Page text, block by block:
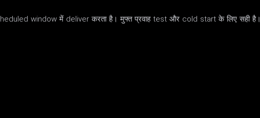
window में deliver करता है। मुफ्त प्रवाह test और cold start के लिए सही है।